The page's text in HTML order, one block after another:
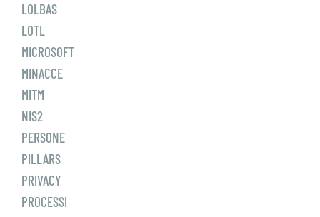
LOLBAS
LOTL
MICROSOFT
MINACCE
MITM
NIS2
PERSONE
PILLARS
PRIVACY
PROCESSI